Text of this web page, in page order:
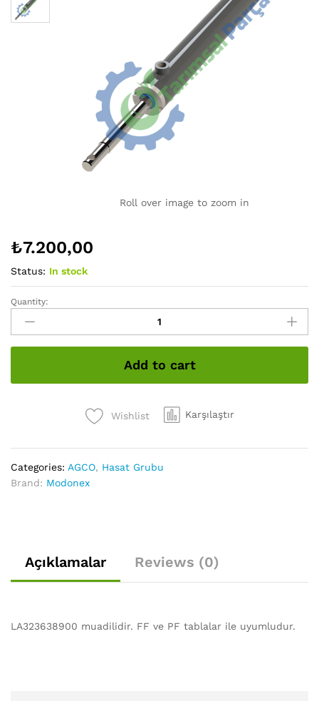
Roll over image to zoom in
₺7.200,00
Status: In stock
Buğday
Tablası
Dolap
İleri
Pistonu
Quantity:
Add to cart
Wishlist Karşılaştır
Categories: AGCO, Hasat Grubu
Brand: Modonex
Açıklamalar Reviews (0)
LA323638900 muadilidir. FF ve PF tablalar ile uyumludur.